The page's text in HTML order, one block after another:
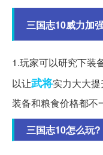
三国志10威力加
1.玩家可以研究下装
以让武将实力大大
装备和粮食价格都不
三国志10怎么玩?